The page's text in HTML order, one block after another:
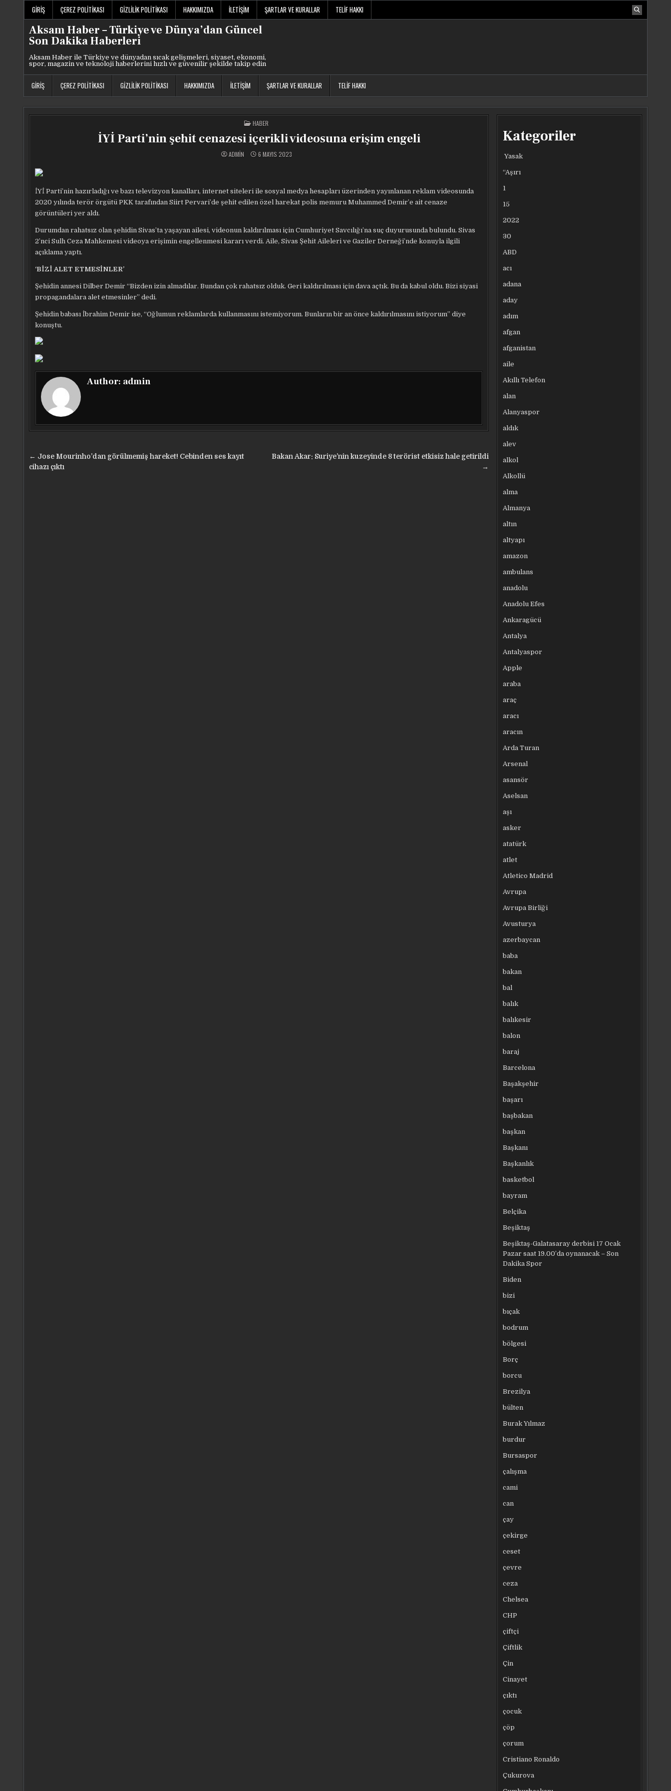
GIRIŞ ÇEREZ POLITIKASI GIZLILIK POLITIKASI HAKKIMIZDA İLETIŞIM ŞARTLAR VE KURALLAR TELIF HAKKI
Aksam Haber – Türkiye ve Dünya’dan Güncel
Son Dakika Haberleri
Aksam Haber ile Türkiye ve dünyadan sıcak gelişmeleri, siyaset, ekonomi,
spor, magazin ve teknoloji haberlerini hızlı ve güvenilir şekilde takip edin
GIRIŞ ÇEREZ POLITIKASI GIZLILIK POLITIKASI HAKKIMIZDA İLETIŞIM ŞARTLAR VE KURALLAR TELIF HAKKI
POSTED
IN
HABER
İYİ Parti’nin şehit cenazesi içerikli videosuna erişim engeli
ADMIN 6 MAYIS 2023
İYİ Parti’nin hazırladığı ve bazı televizyon kanalları, internet siteleri ile sosyal medya hesapları üzerinden yayınlanan reklam videosunda
2020 yılında terör örgütü PKK tarafından Siirt Pervari’de şehit edilen özel harekat polis memuru Muhammed Demir’e ait cenaze
görüntüleri yer aldı.
Durumdan rahatsız olan şehidin Sivas’ta yaşayan ailesi, videonun kaldırılması için Cumhuriyet Savcılığı’na suç duyurusunda bulundu. Sivas
2’nci Sulh Ceza Mahkemesi videoya erişimin engellenmesi kararı verdi. Aile, Sivas Şehit Aileleri ve Gaziler Derneği’nde konuyla ilgili
açıklama yaptı.
‘BİZİ ALET ETMESİNLER’
Şehidin annesi Dilber Demir “Bizden izin almadılar. Bundan çok rahatsız olduk. Geri kaldırılması için dava açtık. Bu da kabul oldu. Bizi siyasi
propagandalara alet etmesinler” dedi.
Şehidin babası İbrahim Demir ise, “Oğlumun reklamlarda kullanmasını istemiyorum. Bunların bir an önce kaldırılmasını istiyorum” diye
konuştu.
Author: admin
Yazı
gezinmesi
Bakan Akar: Suriye’nin kuzeyinde 8 terörist etkisiz hale getirildi
→
← Jose Mourinho’dan görülmemiş hareket! Cebinden ses kayıt
cihazı çıktı
Kategoriler
Yasak
“Aşırı
1
15
2022
30
ABD
acı
adana
aday
adım
afgan
afganistan
aile
Akıllı Telefon
alan
Alanyaspor
aldık
alev
alkol
Alkollü
alma
Almanya
altın
altyapı
amazon
ambulans
anadolu
Anadolu Efes
Ankaragücü
Antalya
Antalyaspor
Apple
araba
araç
aracı
aracın
Arda Turan
Arsenal
asansör
Aselsan
aşı
asker
atatürk
atlet
Atletico Madrid
Avrupa
Avrupa Birliği
Avusturya
azerbaycan
baba
bakan
bal
balık
balıkesir
balon
baraj
Barcelona
Başakşehir
başarı
başbakan
başkan
Başkanı
Başkanlık
basketbol
bayram
Belçika
Beşiktaş
Beşiktaş-Galatasaray derbisi 17 Ocak
Pazar saat 19.00’da oynanacak – Son
Dakika Spor
Biden
bizi
bıçak
bodrum
bölgesi
Borç
borcu
Brezilya
bülten
Burak Yılmaz
burdur
Bursaspor
çalışma
cami
can
çay
çekirge
ceset
çevre
ceza
Chelsea
CHP
çiftçi
Çiftlik
Çin
Cinayet
çıktı
çocuk
çöp
çorum
Cristiano Ronaldo
Çukurova